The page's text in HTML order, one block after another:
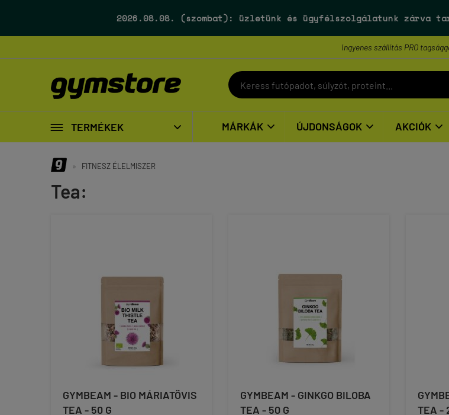
2026.08.08. (szombat): üzletünk és ügyfélszolgálatunk zárva
Ingyenes szállítás PRO
 TERMÉKEK  MÁRKÁK  ÚJDONSÁGOK  AKCIÓK 
» FITNESZ ÉLELMISZER
Tea:
GYMBEAM - BIO MÁRIATÖVIS
TEA - 50 G
GYMBEAM - GINKGO BILOBA
TEA - 50 G
TEA -